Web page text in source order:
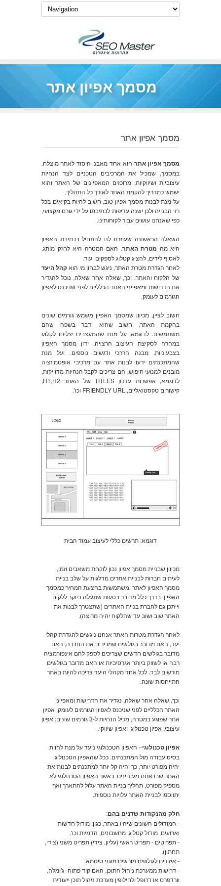
מסמך אפיון אתר
מסמך אפיון אתר
מסמך אפיון אתר הוא אחד מאבני היסוד לאתר מוצלח.
במסמך, שמכיל את המרכיבים הטכניים לצד הנחיות
עיצוביות ושיווקיות, מרוכזים המאפיינים של האתר והוא
ישמש כמדריך להקמת האתר לאורך כל התהליך.
על מנת לבנות מסמך אפיון טוב, חשוב להיות בקיאים בכל
רזי הבנייה ולכן ישנה עדיפות לכתיבתו על ידי גורם מקצועי,
כפי שאנחנו עושים עבור לקוחותינו.
השאלה הראשונה שעוזרת לנו להתחיל בכתיבת האפיון
היא מה מטרת האתר. האם המטרה היא לחזק מותג,
לאסוף לידים, להציג קטלוג לספקים ועוד.
לאחר הגדרת מטרת האתר, ניגש לבחון מי הואקהל היעד
של הלקוח והאתר. וכך, שאלה אחר שאלה, נוכל להגדיר
את הדרישות ומאפייני האתר הכלליים לפני שניכנס לאפיון
הגורמים לעומק.
חשוב לציין, מכיוון שמסמך האפיון משמש גורמים שונים
בהקמת האתר, חשוב שהוא ידבר בשפה שהם
משתמשים. לדוגמא, על מנת שהמעצבים יצליחו לקלוע
במהרה לסקיצת העיצוב הרצויה, ידון מסמך האפיון
בצבעוניות, מבנה הררכי ודגשים נוספים. ועל מנת
שהמתכנתים ידעו לבנות אתר עם מרכיבי אופטמיזציה
מובנים למנועי חיפוש, הם צריכים לקבל הנחיות מדוייקות,
לדוגמא, אפשרות עדכון TITLES של האתר H1,H2,
קישורים טקסטואליים, FRIENDLY URL וכו'.
דוגמא: תרשים כללי לעיצוב עמוד הבית
מכיוון שבניית מסמך אפיון נכון לוקחת משאבים וזמן,
לעיתים חברות לבניית אתרים מדלגות על שלב בניית
מסמך האפיון לאתר ומשתמשות בהצעת המחיר כמסמך
האפיון. בדרך כלל מדובר בטעות שתעלה ביוקר ללקוח
וייתכן גם לחברת בניית האתרים (שתצטרך לבנות את
האתר שוב ושוב עד שהלקוח יהיה מרוצה).
לאחר הגדרת מטרות האתר אנחנו ניגשים להגדרת קהלי
יעד, האם מדובר בגולשים שמכירים את החברה, האם
מדובר בגולשים חדשים שצריכים לספק להם אינפורמציה
רבה או לשווק ביותר אגרסיביות או האם מדובר בגולשים
מורשים לבד. לכל אחד מקהלי היעד צריכה להיות באתר
התייחסות שונה.
וכך, שאלה אחר שאלה, נגדיר את הדרישות ומאפייני
האתר הכלליים לפני שניכנס לאפיון הגורמים לעומק. אפיון
אתר שפוגע במטרה, מכיל הנחיות ל-3 גורמים שונים: אפיון
עיצובי, אפיון טכנולוגי ואפיון שיווקי.
אפיון טכנולוגי– האפיון הטכנולוגי נועד על מנת להוות
בסיס עבודה מול המתכנתים. ככל שהאפיון הטכנולוגי
יהיה מפורט יותר, כך יהיה קל יותר למתכנתים לבנות את
האתר שבו אתם מעוניינים. כאשר האפיון הטכנולוגי לא
מספיק מפורט, תהליך בניית האתר עלול להתארך ואף
יתווספו לבניית האתר עלויות נוספות.
חלק מהנקודות שדנים בהם:
- המודולים השונים שיהיו באתר, כגון: מודול חדשות
וארועים, מודול קטלוג, מחשבונים, הדמיות וכו'.
- תפריטים - תפריט ראשי (עליון, צידי) תפריט משני (צידי,
תחתון).
- איזורים לגולשים מורשים מוגני סיסמא.
- דרישות ממערכת ניהול התוכן, האם קוד פתוח- ג'ומלה,
וורדפרס או דרופל ולחילופין מערכת ניהול תוכן ייעודית